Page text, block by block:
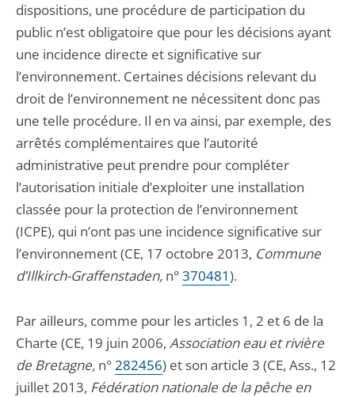
dispositions, une procédure de participation du
public n’est obligatoire que pour les décisions ayant
une incidence directe et significative sur
l’environnement. Certaines décisions relevant du
droit de l’environnement ne nécessitent donc pas
une telle procédure. Il en va ainsi, par exemple, des
arrêtés complémentaires que l’autorité
administrative peut prendre pour compléter
l’autorisation initiale d’exploiter une installation
classée pour la protection de l’environnement
(ICPE), qui n’ont pas une incidence significative sur
l’environnement (CE, 17 octobre 2013, Commune
d’Illkirch-Graffenstaden, n°370481).
Par ailleurs, comme pour les articles 1, 2 et 6 de la
Charte (CE, 19 juin 2006, Association eau et rivière
de Bretagne, n°282456) et son article 3 (CE, Ass., 12
juillet 2013, Fédération nationale de la pêche en